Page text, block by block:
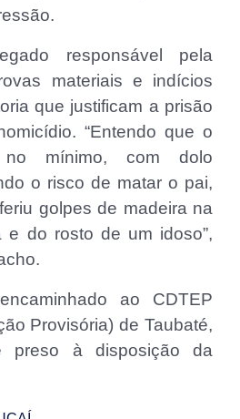
responsável pela
materiais e indícios
que justificam a prisão
“Entendo que o
no mínimo, com dolo
o risco de matar o pai,
golpes de madeira na
e do rosto de um idoso”,
ao CDTEP
Provisória) de Taubaté,
preso à disposição da